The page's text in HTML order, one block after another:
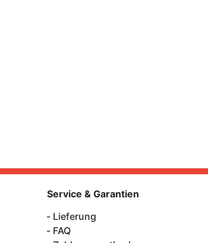
Service & Garantien
Lieferung
FAQ